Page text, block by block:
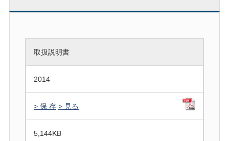
取扱説明書
2014
> 保 存 > 見る
5,144KB